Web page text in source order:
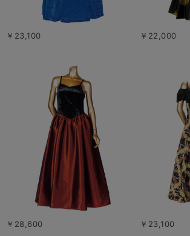
￥23,100 ￥22,000
￥28,600 ￥23,100